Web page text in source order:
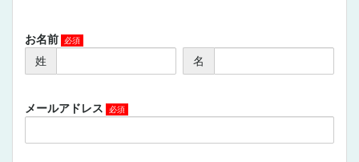
お名前
姓
名
メールアドレス